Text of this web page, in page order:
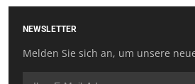
NEWSLETTER
Melden Sie sich an, um unsere